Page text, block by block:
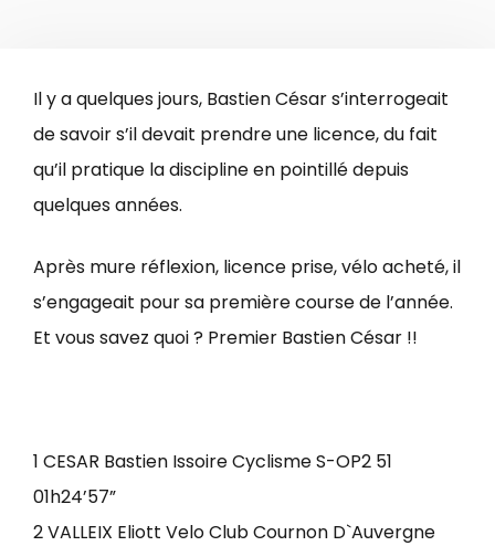
Il y a quelques jours, Bastien César s’interrogeait
de savoir s’il devait prendre une licence, du fait
qu’il pratique la discipline en pointillé depuis
quelques années.
Après mure réflexion, licence prise, vélo acheté, il
s’engageait pour sa première course de l’année.
Et vous savez quoi ? Premier Bastien César !!
1 CESAR Bastien Issoire Cyclisme S-OP2 51
01h24’57”
2 VALLEIX Eliott Velo Club Cournon D`Auvergne